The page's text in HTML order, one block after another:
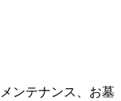
ンテナンス、お墓